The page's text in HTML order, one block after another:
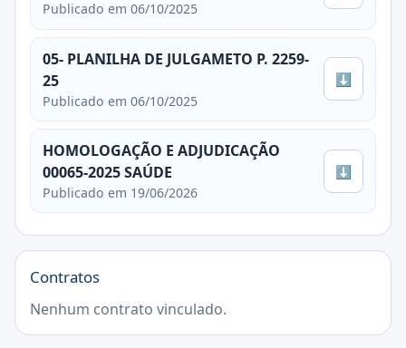
Publicado em 06/10/2025
05- PLANILHA DE JULGAMETO P. 2259-
25
Publicado em 06/10/2025
⬇
HOMOLOGAÇÃO E ADJUDICAÇÃO
00065-2025 SAÚDE
Publicado em 19/06/2026
⬇
Contratos
Nenhum contrato vinculado.